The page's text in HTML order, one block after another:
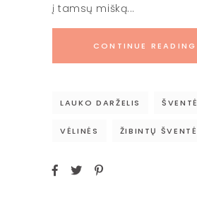
į tamsų mišką...
CONTINUE READING
LAUKO DARŽELIS ŠVENTĖ
VĖLINĖS ŽIBINTŲ ŠVENTĖ